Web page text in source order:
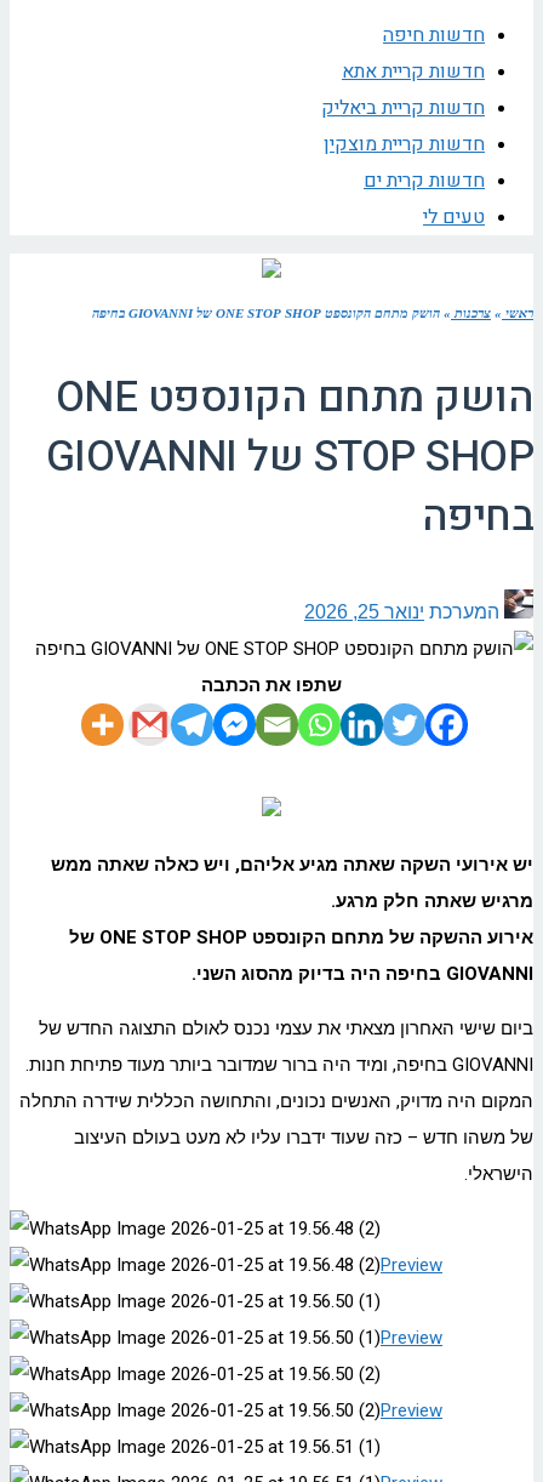
חדשות חיפה
חדשות קריית אתא
חדשות קריית ביאליק
חדשות קריית מוצקין
חדשות קרית ים
טעים לי
ראשי » צרכנות » הושק מתחם הקונספט ONE STOP SHOP של GIOVANNI בחיפה
הושק מתחם הקונספט ONE
STOP SHOP של GIOVANNI
בחיפה
המערכת ינואר 25, 2026
שתפו את הכתבה
יש אירועי השקה שאתה מגיע אליהם, ויש כאלה שאתה ממש
מרגיש שאתה חלק מרגע.
אירוע ההשקה של מתחם הקונספט ONE STOP SHOP של
GIOVANNI בחיפה היה בדיוק מהסוג השני.
ביום שישי האחרון מצאתי את עצמי נכנס לאולם התצוגה החדש של
GIOVANNI בחיפה, ומיד היה ברור שמדובר ביותר מעוד פתיחת חנות.
המקום היה מדויק, האנשים נכונים, והתחושה הכללית שידרה התחלה
של משהו חדש – כזה שעוד ידברו עליו לא מעט בעולם העיצוב
הישראלי.
Preview
Preview
Preview